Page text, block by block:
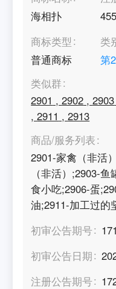
海相扑
商标类型
普通商标
类
第
类似群
2901 ,2902 ,2903
,2911 ,2913
商品/服务列表
2901-家禽（非活
（非活）;2903-
食小吃;2906-蛋
油;2911-加工过的
初审公告期号
初审公告日期
注册公告期号